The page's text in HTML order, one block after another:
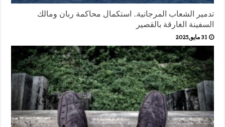
تدمير الشعاب المرجانية.. استكمال محاكمة ربان ومالك
السفينة الغارقة بالقصير
31 مايو,2025